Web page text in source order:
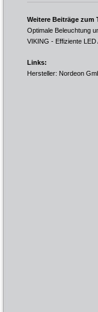
Weitere Beiträge zum
Optimale Beleuchtung
VIKING - Effiziente LED
Links:
Hersteller: Nordeon